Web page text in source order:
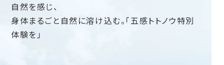
自然を感じ、
身体まるごと自然に溶け込む。「五感トトノウ特別
体験を」